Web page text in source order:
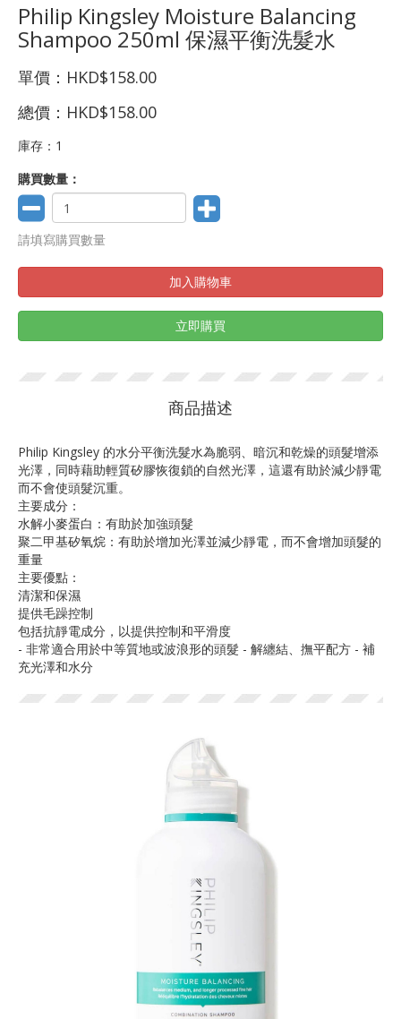
Philip Kingsley Moisture Balancing
Shampoo 250ml 保濕平衡洗髮水
單價： HKD$158.00
總價： HKD$158.00
庫存： 1
購買數量：
請填寫購買數量
加入購物車
立即購買
商品描述
Philip Kingsley 的水分平衡洗髮水為脆弱、暗沉和乾燥的頭髮增添
光澤，同時藉助輕質矽膠恢復鎖的自然光澤，這還有助於減少靜電
而不會使頭髮沉重。
主要成分：
水解小麥蛋白：有助於加強頭髮
聚二甲基矽氧烷：有助於增加光澤並減少靜電，而不會增加頭髮的
重量
主要優點：
清潔和保濕
提供毛躁控制
包括抗靜電成分，以提供控制和平滑度
- 非常適合用於中等質地或波浪形的頭髮 - 解纏結、撫平配方 - 補
充光澤和水分